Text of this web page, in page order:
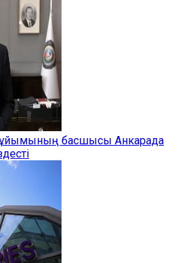
ұйымының басшысы Анкарада